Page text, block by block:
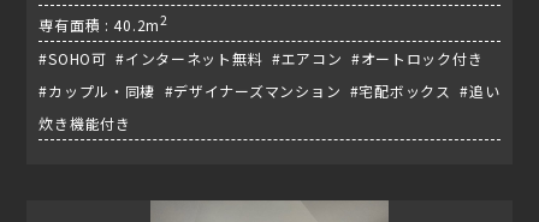
屋町駅』
専有面積 : 40.2m2
#SOHO可 #インターネット無料 #エアコン #オートロック付き
#カップル・同棲 #デザイナーズマンション #宅配ボックス #追い
炊き機能付き